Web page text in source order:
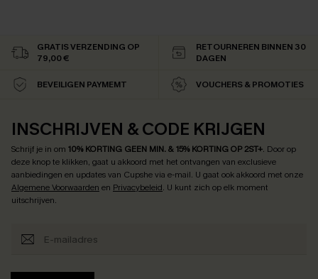
GRATIS VERZENDING OP
79,00 €
RETOURNEREN BINNEN 30
DAGEN
BEVEILIGEN PAYMEMT VOUCHERS & PROMOTIES
INSCHRIJVEN & CODE KRIJGEN
Schrijf je in om 10% KORTING GEEN MIN. & 15% KORTING OP 2ST+. Door op
deze knop te klikken, gaat u akkoord met het ontvangen van exclusieve
aanbiedingen en updates van Cupshe via e-mail. U gaat ook akkoord met onze
Algemene Voorwaarden en Privacybeleid. U kunt zich op elk moment
uitschrijven.